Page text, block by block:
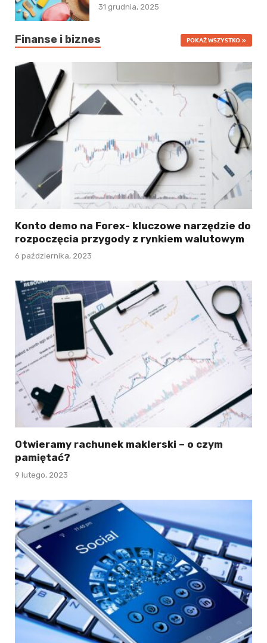
31 grudnia, 2025
Finanse i biznes POKAŻ WSZYSTKO
Konto demo na Forex- kluczowe narzędzie do
rozpoczęcia przygody z rynkiem walutowym
6 października, 2023
Otwieramy rachunek maklerski – o czym
pamiętać?
9 lutego, 2023